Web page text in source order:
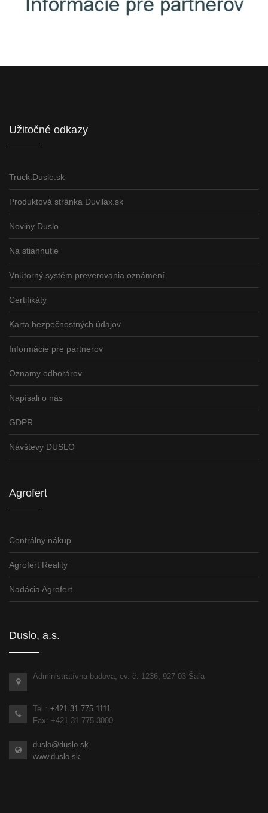
Užitočné odkazy
Truck.Duslo.sk
Produktová stránka Duvilax.sk
Noviny Duslo
Na stiahnutie
Vnútorný systém preverovania oznámení
Certifikáty
Karta bezpečnostných údajov
Informácie pre partnerov
Oznamy odborárov
Napísali o nás
GDPR
Návštevy DUSLO
Agrofert
Centrálny nákup
Agrofert Reality
Nadácia Agrofert
Duslo, a.s.
Administratívna budova, ev. č. 1236, 927 03 Šaľa
Tel.: +421 31 775 1111
Fax: +421 31 775 3000
duslo@duslo.sk
www.duslo.sk